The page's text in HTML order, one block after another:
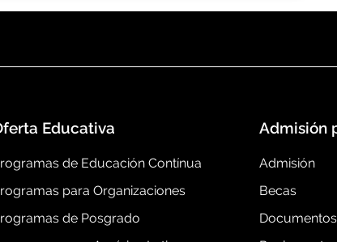
Educativa
de Educación Contínua
para Organizaciones
de Posgrado
Admisión
Admisión
Becas